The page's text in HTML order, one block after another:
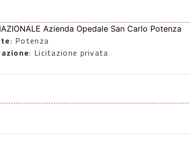
Azienda Opedale San Carlo Potenza
: Potenza
: Licitazione privata